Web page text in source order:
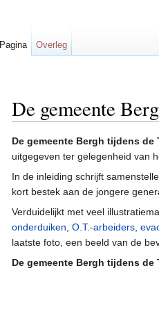
De gemeente
De gemeente Bergh tijdens de
uitgegeven ter gelegenheid van
In de inleiding schrijft
kort bestek aan de jongere
Verduidelijkt met veel
onderduiken, O.T.-arbeiders,
laatste foto, een beeld van de
De gemeente Bergh tijdens de
Pagina Overleg